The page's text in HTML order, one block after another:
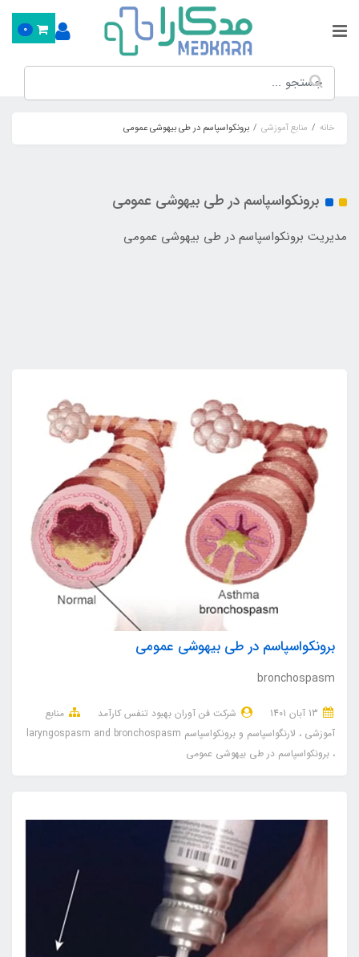
0
خانه منابع آموزشی برونکواسپاسم در طی بیهوشی عمومی
برونکواسپاسم در طی بیهوشی عمومی
مدیریت برونکواسپاسم در طی بیهوشی عمومی
برونکواسپاسم در طی بیهوشی عمومی
bronchospasm
شرکت فن آوران بهبود تنفس کارآمد
منابع
آموزشی
لارنگواسپاسم و برونکواسپاسم laryngospasm and bronchospasm
برونکواسپاسم در طی بیهوشی عمومی